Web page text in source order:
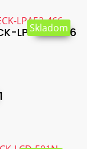
LPA52-466
Skladom